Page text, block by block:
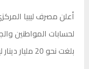
أعلن مصرف ليبيا
لحسابات المواطنين
بلغت نحو 20 مليار دينار ليبي.